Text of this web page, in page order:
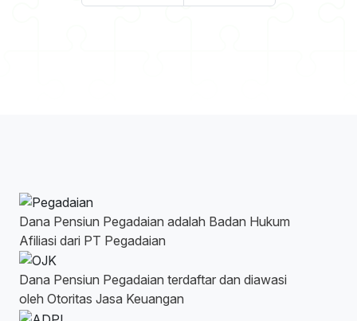
Dana Pensiun Pegadaian adalah Badan Hukum
Afiliasi dari PT Pegadaian
Dana Pensiun Pegadaian terdaftar dan diawasi
oleh Otoritas Jasa Keuangan